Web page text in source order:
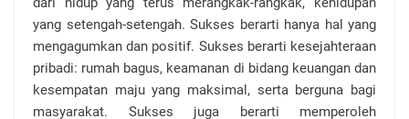
yang setengah-setengah. Sukses berarti hanya hal yang
mengagumkan dan positif. Sukses berarti kesejahteraan
pribadi: rumah bagus, keamanan di bidang keuangan dan
kesempatan maju yang maksimal, serta berguna bagi
masyarakat. Sukses juga berarti memperoleh